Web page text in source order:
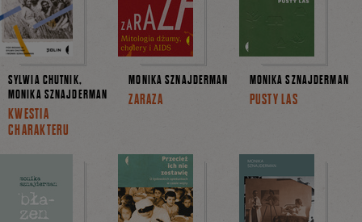
SYLWIA CHUTNIK,
MONIKA SZNAJDERMAN
KWESTIA
CHARAKTERU
MONIKA SZNAJDERMAN
ZARAZA
MONIKA SZNAJDERMAN
PUSTY LAS